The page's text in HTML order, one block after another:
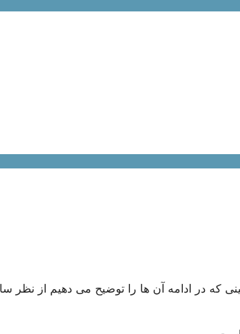
که در ادامه آن ها را توضیح می دهیم از نظر